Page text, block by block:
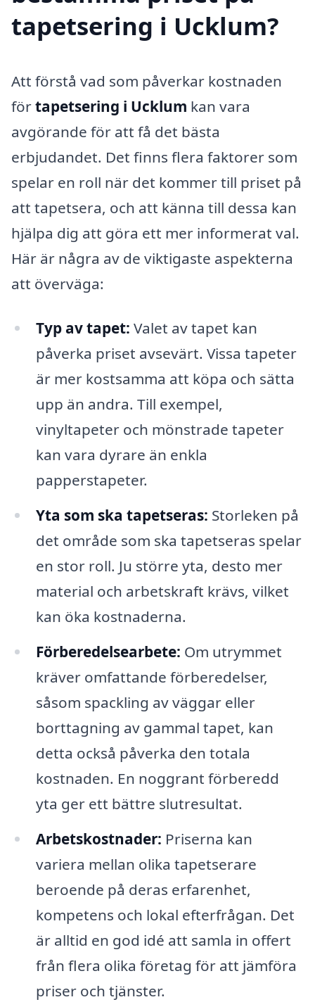
tapetsering i Ucklum?
Att förstå vad som påverkar kostnaden
förtapetsering i Ucklum kan vara
avgörande för att få det bästa
erbjudandet. Det finns flera faktorer som
spelar en roll när det kommer till priset på
att tapetsera, och att känna till dessa kan
hjälpa dig att göra ett mer informerat val.
Här är några av de viktigaste aspekterna
att överväga:
Typ av tapet: Valet av tapet kan
påverka priset avsevärt. Vissa tapeter
är mer kostsamma att köpa och sätta
upp än andra. Till exempel,
vinyltapeter och mönstrade tapeter
kan vara dyrare än enkla
papperstapeter.
Yta som ska tapetseras: Storleken på
det område som ska tapetseras spelar
en stor roll. Ju större yta, desto mer
material och arbetskraft krävs, vilket
kan öka kostnaderna.
Förberedelsearbete: Om utrymmet
kräver omfattande förberedelser,
såsom spackling av väggar eller
borttagning av gammal tapet, kan
detta också påverka den totala
kostnaden. En noggrant förberedd
yta ger ett bättre slutresultat.
Arbetskostnader: Priserna kan
variera mellan olika tapetserare
beroende på deras erfarenhet,
kompetens och lokal efterfrågan. Det
är alltid en god idé att samla in offert
från flera olika företag för att jämföra
priser och tjänster.